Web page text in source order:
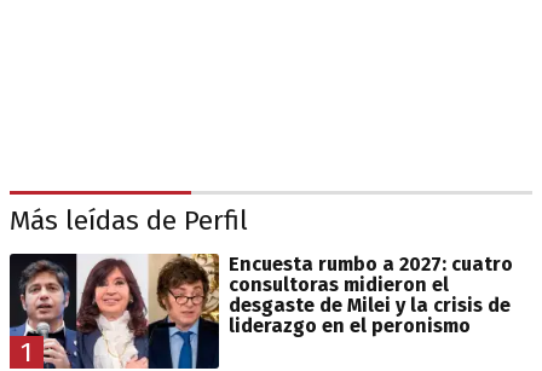
Más leídas de Perfil
1
Encuesta rumbo a 2027: cuatro
consultoras midieron el
desgaste de Milei y la crisis de
liderazgo en el peronismo